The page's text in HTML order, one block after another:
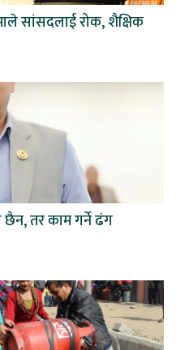
सांसदलाई रोक, शैक्षिक
छैन, तर काम गर्ने ढंग